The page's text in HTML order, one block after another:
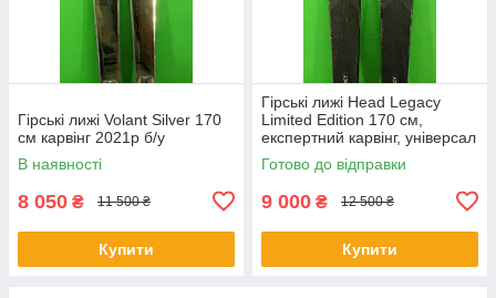
Гірські лижі Volant Silver 170
см карвінг 2021p б/у
В наявності
8 050 ₴ 11 500 ₴
Купити
Гірські лижі Head Legacy
Limited Edition 170 см,
експертний карвінг, універсал
2019р б/у
Готово до відправки
9 000 ₴ 12 500 ₴
Купити